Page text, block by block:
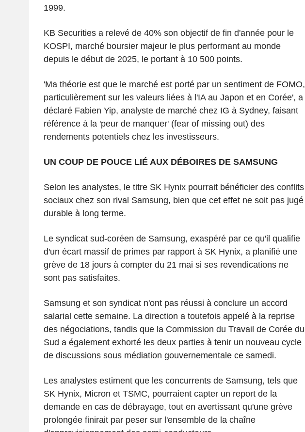
1999.
KB Securities a relevé de 40% son objectif de fin d'année pour le
KOSPI, marché boursier majeur le plus performant au monde
depuis le début de 2025, le portant à 10 500 points.
'Ma théorie est que le marché est porté par un sentiment de FOMO,
particulièrement sur les valeurs liées à l'IA au Japon et en Corée', a
déclaré Fabien Yip, analyste de marché chez IG à Sydney, faisant
référence à la 'peur de manquer' (fear of missing out) des
rendements potentiels chez les investisseurs.
UN COUP DE POUCE LIÉ AUX DÉBOIRES DE SAMSUNG
Selon les analystes, le titre SK Hynix pourrait bénéficier des conflits
sociaux chez son rival Samsung, bien que cet effet ne soit pas jugé
durable à long terme.
Le syndicat sud-coréen de Samsung, exaspéré par ce qu'il qualifie
d'un écart massif de primes par rapport à SK Hynix, a planifié une
grève de 18 jours à compter du 21 mai si ses revendications ne
sont pas satisfaites.
Samsung et son syndicat n'ont pas réussi à conclure un accord
salarial cette semaine. La direction a toutefois appelé à la reprise
des négociations, tandis que la Commission du Travail de Corée du
Sud a également exhorté les deux parties à tenir un nouveau cycle
de discussions sous médiation gouvernementale ce samedi.
Les analystes estiment que les concurrents de Samsung, tels que
SK Hynix, Micron et TSMC, pourraient capter un report de la
demande en cas de débrayage, tout en avertissant qu'une grève
prolongée finirait par peser sur l'ensemble de la chaîne